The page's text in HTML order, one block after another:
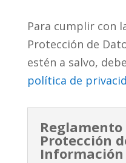
Para cumplir con
Protección de
estén a salvo,
política de
Protección
Información